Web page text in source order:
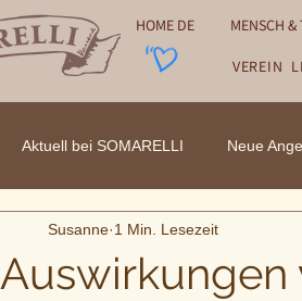
HOME DE MENSCH &
VEREIN
Aktuell bei SOMARELLI Neue
Auswirkungen
Susanne 1 Min. Lesezeit